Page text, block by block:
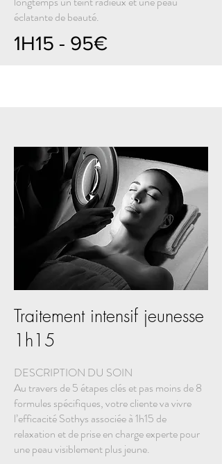
éclatante de beauté.
1H15 - 95€
Traitement intensif jeunesse
1h15
DESCRIPTION DU SOIN
Au travers de 5 étapes clés et pas moins de 8
formules spécifiques, votre cliente va vivre
l’efficacité Sothys associée à 1h15 de
relaxation et de prise en charge experte pour
une peau visiblement plus jeune.